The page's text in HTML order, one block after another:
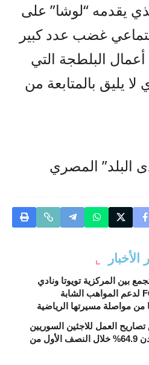
يقدمه “لوشا” على
غضب عدد كبير
البلطجة التي
يليق بالمتابعة من
البلد” المصري
الأخبار
بين المركزية تويوتا ونادي
عمّان FC لدعم المواهب الشابة
من مواصلة مسيرتها الرياضية
العمل للاجئين السوريين
في الأردن 64.9% خلال النصف الأول من